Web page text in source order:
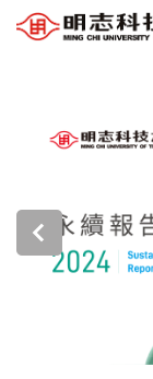
跳